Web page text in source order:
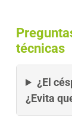
técnicas
¿El
¿Evita